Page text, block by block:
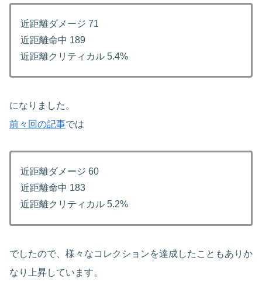
近距離ダメージ 71
近距離命中 189
近距離クリティカル 5.4%
になりました。
前々回の記事では
近距離ダメージ 60
近距離命中 183
近距離クリティカル 5.2%
でしたので、様々なコレクションを達成したこともありか
なり上昇しています。